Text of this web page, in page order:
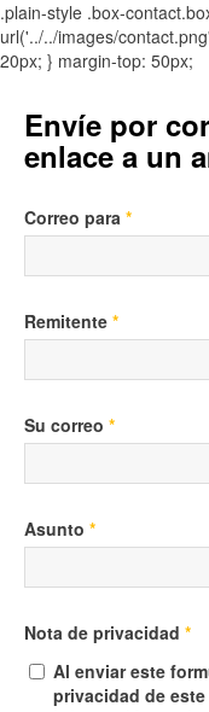
.plain-style .box-
url('../../images/
20px; } margin-top: 50px;
Envíe por
enlace a un
Correo para *
Remitente *
Su correo *
Asunto *
Nota de privacidad *
Al enviar este
privacidad de